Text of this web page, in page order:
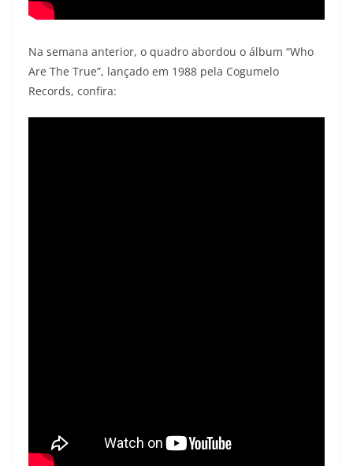
Na semana anterior, o quadro abordou o álbum “Who
Are The True”, lançado em 1988 pela Cogumelo
Records, confira: